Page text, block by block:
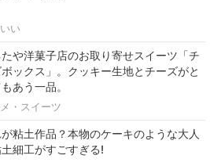
い
たや洋菓子店のお取り寄せスイーツ「チ
ックス」。クッキー生地とチーズがと
あう一品。
・スイーツ
が粘土作品？本物のケーキのような大人
細工がすごすぎる!